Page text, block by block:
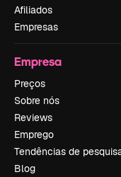
Afiliados
Empresas
Empresa
Preços
Sobre nós
Reviews
Emprego
Tendências de
Blog